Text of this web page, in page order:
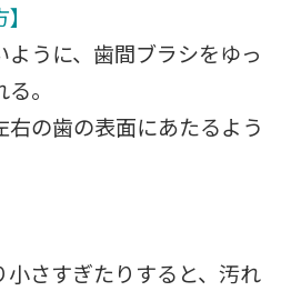
うに、歯間ブラシをゆっ
。
の歯の表面にあたるよう
さすぎたりすると、汚れ